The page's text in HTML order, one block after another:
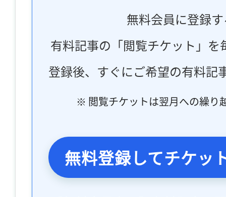
無料会員に登録
有料記事の「閲覧チケット」
登録後、すぐにご希望の有料記
※ 閲覧チケットは翌月への繰り
無料登録してチケッ